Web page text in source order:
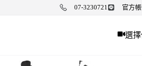
07-3230721 官方
選擇